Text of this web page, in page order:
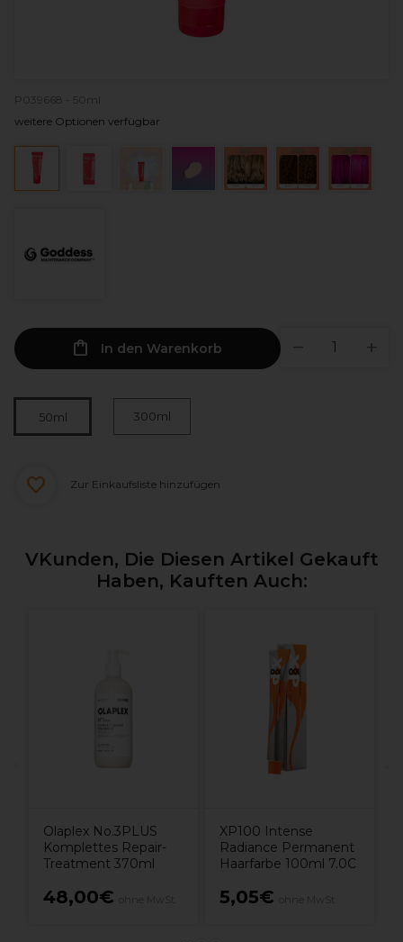
P039668 - 50ml
weitere Optionen verfügbar
In den Warenkorb
50ml 300ml
Zur Einkaufsliste hinzufügen
VKunden, Die Diesen Artikel Gekauft
Haben, Kauften Auch:
Olaplex No.3PLUS
Komplettes Repair-
Treatment 370ml
48,00€
XP100 Intense
Radiance Permanent
Haarfarbe 100ml 7.0C
5,05€